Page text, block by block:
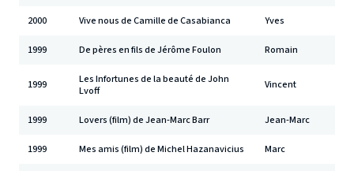
2000 Vive nous de Camille de Casabianca Yves
1999 De pères en fils de Jérôme Foulon Romain
1999
Les Infortunes de la beauté de John
Lvoff
Vincent
1999 Lovers (film) de Jean-Marc Barr Jean-Marc
1999 Mes amis (film) de Michel Hazanavicius Marc